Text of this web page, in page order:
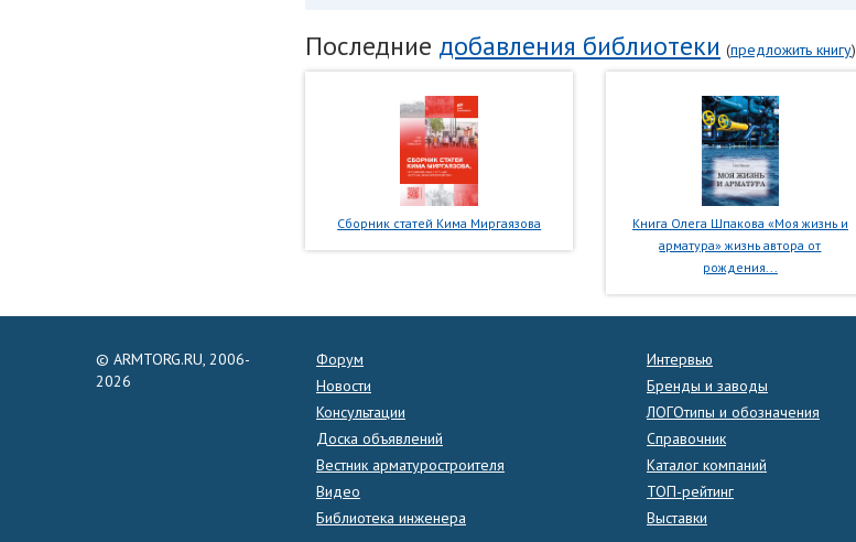
Последние добавления библиотеки (предложить книгу)
Сборник статей Кима Миргаязова
Книга Олега Шпакова «Моя жизнь и
арматура» жизнь автора от
рождения...
© ARMTORG.RU, 2006-
2026
Форум
Новости
Консультации
Доска объявлений
Вестник арматуростроителя
Видео
Библиотека инженера
Интервью
Бренды и заводы
ЛОГОтипы и обозначения
Справочник
Каталог компаний
ТОП-рейтинг
Выставки